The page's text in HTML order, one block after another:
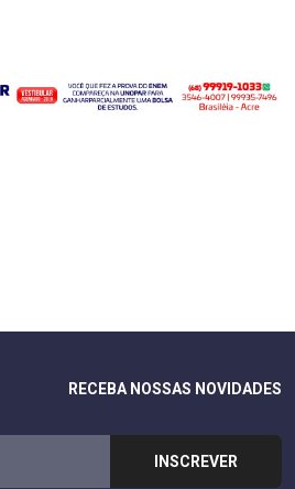
RECEBA NOSSAS NOVIDADES